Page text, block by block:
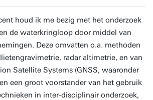
houd ik me bezig met het onderzoek
de waterkringloop door middel van
Deze omvatten o.a. methoden
radar altimetrie, en van
Satellite Systems (GNSS, waaronder
een groot voorstander van het gebruik
in inter-disciplinair onderzoek,